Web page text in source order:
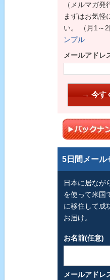
（メルマガ
まずはお気軽
い。 （月1～2
ンプル
メールアドレ
5日間メール
日本に居なが
を使って米国
に移住して成
お届け。
お名前(任意)
メールアドレ